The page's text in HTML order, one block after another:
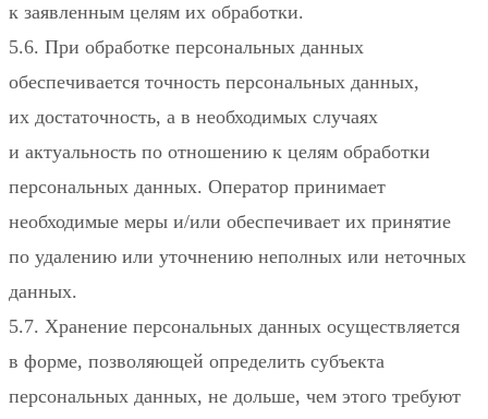
к заявленным целям их обработки.
5.6. При обработке персональных данных
обеспечивается точность персональных данных,
их достаточность, а в необходимых случаях
и актуальность по отношению к целям обработки
персональных данных. Оператор принимает
необходимые меры и/или обеспечивает их принятие
по удалению или уточнению неполных или неточных
данных.
5.7. Хранение персональных данных осуществляется
в форме, позволяющей определить субъекта
персональных данных, не дольше, чем этого требуют